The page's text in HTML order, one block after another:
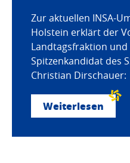
Zur aktuellen INSA-
Holstein erklärt der
Landtagsfraktion
Spitzenkandidat des
Christian Dirschauer:
Weiterlesen